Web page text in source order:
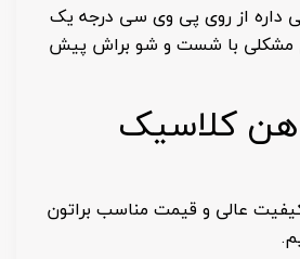
داره از روی پی وی سی درجه یک
مشکلی با شست و شو براش پیش
کلاسیک
عالی و قیمت مناسب براتون